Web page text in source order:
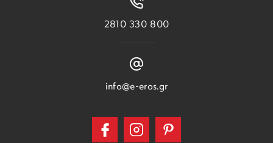
2810 330 800
info@e-eros.gr